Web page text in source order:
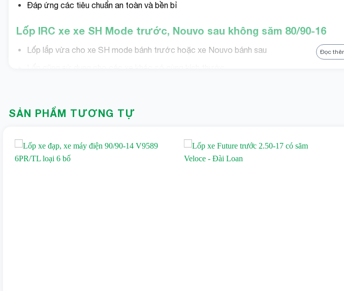
Đáp ứng các tiêu chuẩn an toàn và bền bỉ
Lốp IRC xe xe SH Mode trước, Nouvo sau không săm 80/90-16
Lốp lắp vừa cho xe SH mode bánh trước hoặc xe Nouvo bánh sau
Đọc
SẢN PHẨM TƯƠNG TỰ